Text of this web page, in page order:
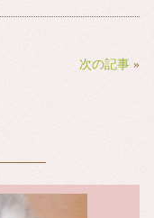
次の記事 »